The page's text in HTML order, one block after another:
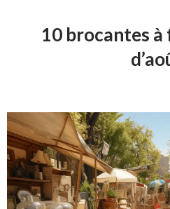
10 brocantes à